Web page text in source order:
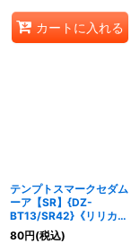
カートに入れる
テンプトスマークセダム
ーア【SR】{DZ-
BT13/SR42}《リリカル
モナステリオ》
80円(税込)